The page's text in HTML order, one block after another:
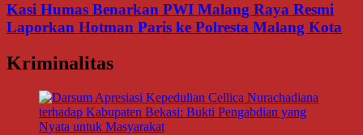
Kasi Humas Benarkan PWI Malang Raya Resmi
Laporkan Hotman Paris ke Polresta Malang Kota
Kriminalitas